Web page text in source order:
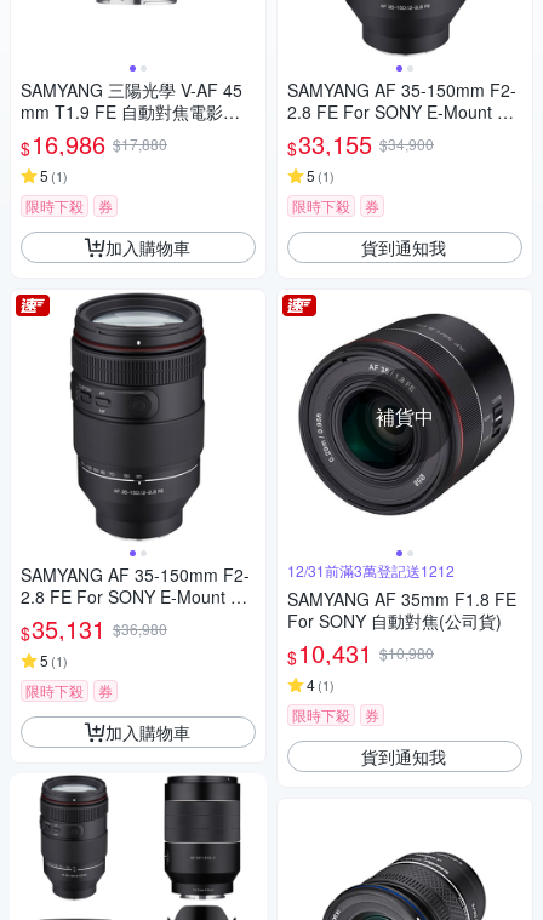
SAMYANG 三陽光學 V-AF 45
mm T1.9 FE 自動對焦電影鏡 S
ony FE 公司貨
$16,986 $17,880
5 (1)
限時下殺 券
加入購物車
SAMYANG AF 35-150mm F2-
2.8 FE For SONY E-Mount 自
動對焦鏡頭 公司貨
$35,131 $36,980
5 (1)
限時下殺 券
加入購物車
SAMYANG AF 35-150mm F2-
2.8 FE For SONY E-Mount 自
動對焦鏡頭 公司貨
$33,155 $34,900
5 (1)
限時下殺 券
貨到通知我
補貨中
12/31前滿3萬登記送1212
SAMYANG AF 35mm F1.8 FE
For SONY 自動對焦(公司貨)
$10,431 $10,980
4(1)
限時下殺 券
貨到通知我